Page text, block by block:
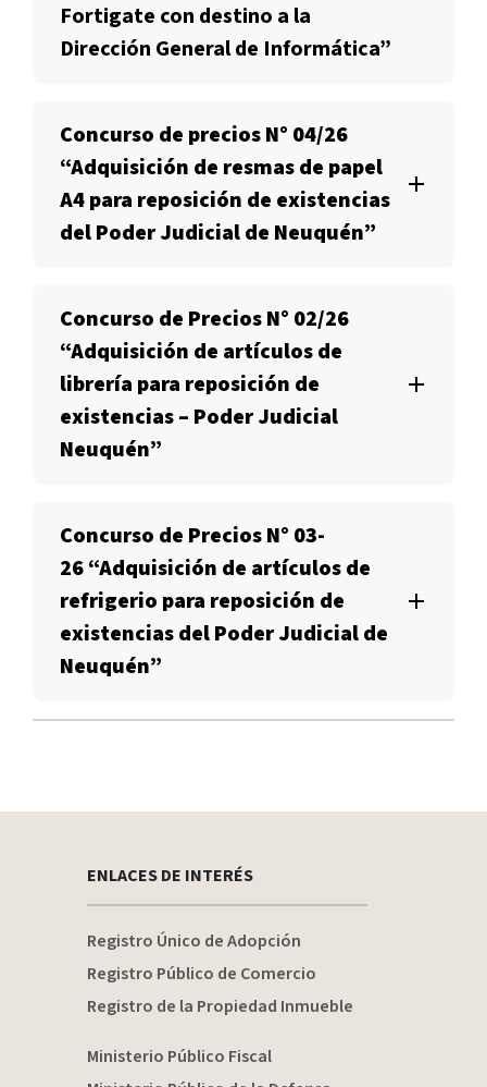
Fortigate con destino a la
Dirección General de Informática”
Concurso de precios N° 04/26
“Adquisición de resmas de papel
A4 para reposición de existencias
del Poder Judicial de Neuquén”
Concurso de Precios N° 02/26
“Adquisición de artículos de
librería para reposición de
existencias – Poder Judicial
Neuquén”
Concurso de Precios N° 03-
26 “Adquisición de artículos de
refrigerio para reposición de
existencias del Poder Judicial de
Neuquén”
ENLACES DE INTERÉS
Registro Único de Adopción
Registro Público de Comercio
Registro de la Propiedad Inmueble
Ministerio Público Fiscal